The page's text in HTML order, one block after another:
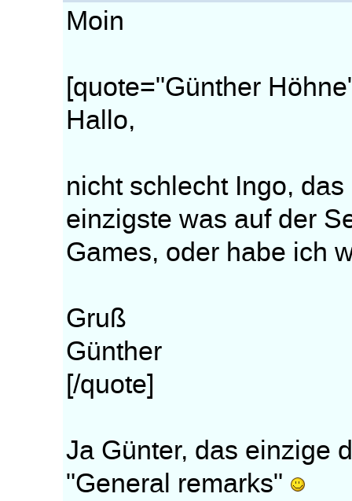
Moin
[quote="Günther
Hallo,
nicht schlecht Ingo,
einzigste was auf der
Games, oder habe ich
Gruß
Günther
[/quote]
Ja Günter, das einzige
"General remarks"